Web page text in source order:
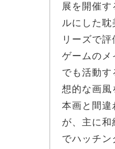
展を開催
ルにした
リーズで評
ゲームのメ
でも活動す
想的な画風
本画と間違
が、主に和
でハッチン